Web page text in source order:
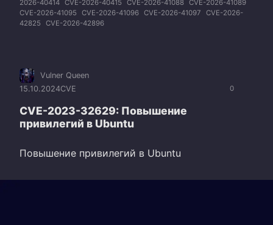
2026-40414 CVE-2026-40415 CVE-2026-41088 CVE-2026-41089
CVE-2026-41095
CVE-2026-41096 CVE-2026-41097
CVE-2026-
42825
CVE-2026-42896
0
Vulner Queen
15.10.2024CVE
CVE-2023-32629: Повышение
привилегий в Ubuntu
Повышение привилегий в Ubuntu